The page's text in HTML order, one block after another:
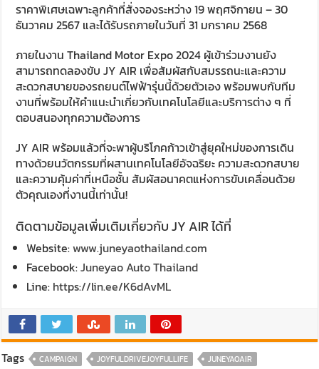
ราคาพิเศษเฉพาะลูกค้าที่สั่งจองระหว่าง 19 พฤศจิกายน – 30
ธันวาคม 2567 และได้รับรถภายในวันที่ 31 มกราคม 2568
ภายในงาน Thailand Motor Expo 2024 ผู้เข้าร่วมงานยัง
สามารถทดลองขับ JY AIR เพื่อสัมผัสกับสมรรถนะและความ
สะดวกสบายของรถยนต์ไฟฟ้ารุ่นนี้ด้วยตัวเอง พร้อมพบกับทีม
งานที่พร้อมให้คำแนะนำเกี่ยวกับเทคโนโลยีและบริการต่าง ๆ ที่
ตอบสนองทุกความต้องการ
JY AIR พร้อมแล้วที่จะพาผู้บริโภคก้าวเข้าสู่ยุคใหม่ของการเดิน
ทางด้วยนวัตกรรมที่ผสานเทคโนโลยีอัจฉริยะ ความสะดวกสบาย
และความคุ้มค่าที่เหนือชั้น สัมผัสอนาคตแห่งการขับเคลื่อนด้วย
ตัวคุณเองที่งานนี้เท่านั้น!
ติดตามข้อมูลเพิ่มเติมเกี่ยวกับ JY AIR ได้ที่
Website:www.juneyaothailand.com
Facebook:Juneyao Auto Thailand
Line: https://lin.ee/K6dAvML
Tags CAMPAIGN JOYFULDRIVEJOYFULLIFE
JUNEYAOAIR